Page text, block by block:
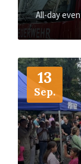
All-day
13
Sep.
More
Info